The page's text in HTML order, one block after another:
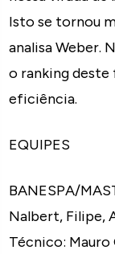
Isto se tornou
analisa Weber.
o ranking deste
eficiência.
EQUIPES
BANESPA/
Nalbert, Filipe,
Técnico: Mauro